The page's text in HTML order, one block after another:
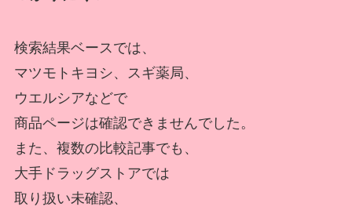
検索結果ベースでは、
マツモトキヨシ、スギ薬局、
ウエルシアなどで
商品ページは確認できませんでした。
また、複数の比較記事でも、
大手ドラッグストアでは
取り扱い未確認、